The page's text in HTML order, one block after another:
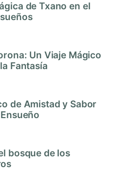
de Txano en el
Un Viaje Mágico
Fantasía
de Amistad y Sabor
bosque de los